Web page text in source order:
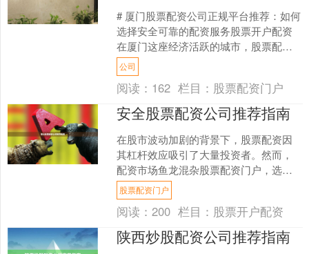
# 厦门股票配资公司正规平台推荐：如何
选择安全可靠的配资服务股票开户配资
在厦门这座经济活跃的城市，股票配资
市场日益发展，投资者对正规配资平台
的需求不断增长。然....
公司
阅读： 162 栏目： 股票配资门户
安全股票配资公司推荐指南
在股市波动加剧的背景下，股票配资因
其杠杆效应吸引了大量投资者。然而，
配资市场鱼龙混杂股票配资门户，选择
一家安全、合规的配资公司至关重要。
本文将为您提供一份实用的....
股票配资门户
阅读：200 栏目： 股票开户配资
陕西炒股配资公司推荐指南